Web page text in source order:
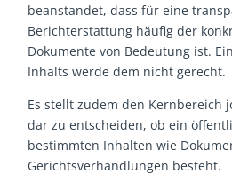
beanstandet, dass für eine
Berichterstattung häufig der
Dokumente von Bedeutung ist.
Inhalts werde dem nicht gerecht.
Es stellt zudem den Kernbereich
dar zu entscheiden, ob ein
bestimmten Inhalten wie
Gerichtsverhandlungen besteht.